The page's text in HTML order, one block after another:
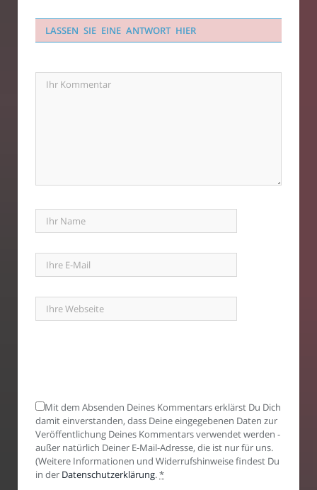
LASSEN SIE EINE ANTWORT HIER
Mit dem Absenden Deines Kommentars erklärst Du Dich
damit einverstanden, dass Deine eingegebenen Daten zur
Veröffentlichung Deines Kommentars verwendet werden -
außer natürlich Deiner E-Mail-Adresse, die ist nur für uns.
(Weitere Informationen und Widerrufshinweise findest Du
in der Datenschutzerklärung.*